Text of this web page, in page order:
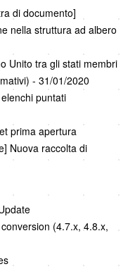
di documento]
nella struttura ad albero
Unito tra gli stati membri
- 31/01/2020
puntati
prima apertura
Nuova raccolta di
(4.7.x, 4.8.x,